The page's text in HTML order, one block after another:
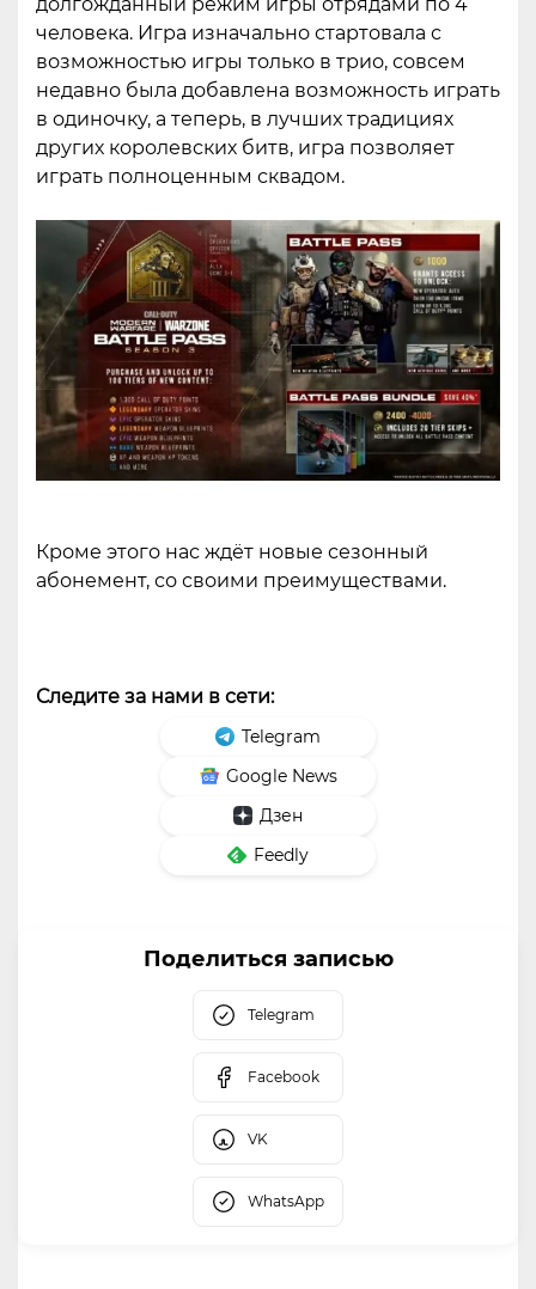
человека. Игра изначально стартовала с
возможностью игры только в трио, совсем
недавно была добавлена возможность играть
в одиночку, а теперь, в лучших традициях
других королевских битв, игра позволяет
играть полноценным сквадом.
Кроме этого нас ждёт новые сезонный
абонемент, со своими преимуществами.
Следите за нами в сети:
Telegram
Google News
Дзен
Feedly
Поделиться записью
Telegram
Facebook
VK
WhatsApp